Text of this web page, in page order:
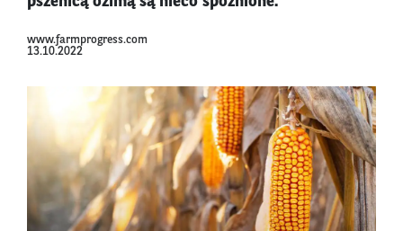
www.farmprogress.com
13.10.2022